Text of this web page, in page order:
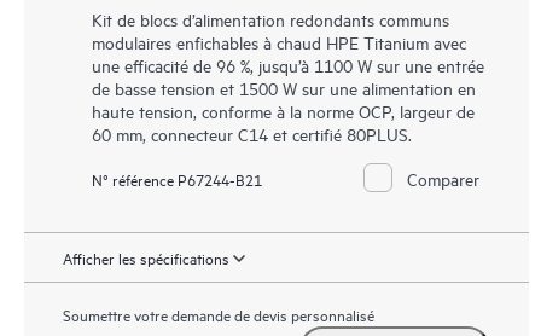
Kit de blocs d’alimentation redondants communs
modulaires enfichables à chaud HPE Titanium avec
une efficacité de 96 %, jusqu’à 1100 W sur une entrée
de basse tension et 1500 W sur une alimentation en
haute tension, conforme à la norme OCP, largeur de
60 mm, connecteur C14 et certifié 80PLUS.
N° référence P67244-B21 Comparer
Afficher les spécifications
Soumettre votre demande de devis personnalisé